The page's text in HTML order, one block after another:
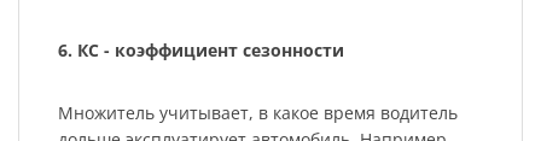
6. КС - коэффициент сезонности
Множитель учитывает, в какое время водитель